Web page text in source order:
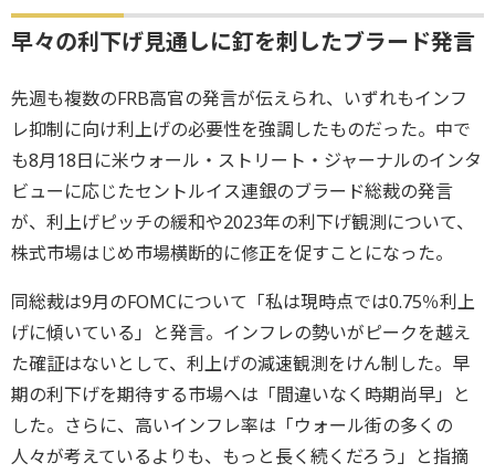
早々の利下げ見通しに釘を刺したブラード発言
先週も複数のFRB高官の発言が伝えられ、いずれもインフ
レ抑制に向け利上げの必要性を強調したものだった。中で
も8月18日に米ウォール・ストリート・ジャーナルのインタ
ビューに応じたセントルイス連銀のブラード総裁の発言
が、利上げピッチの緩和や2023年の利下げ観測について、
株式市場はじめ市場横断的に修正を促すことになった。
同総裁は9月のFOMCについて「私は現時点では0.75％利上
げに傾いている」と発言。インフレの勢いがピークを越え
た確証はないとして、利上げの減速観測をけん制した。早
期の利下げを期待する市場へは「間違いなく時期尚早」と
した。さらに、高いインフレ率は「ウォール街の多くの
人々が考えているよりも、もっと長く続くだろう」と指摘